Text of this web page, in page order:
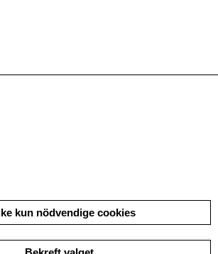
kun nödvendige cookies